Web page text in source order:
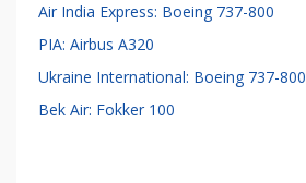
Air India Express: Boeing 737-800
PIA: Airbus A320
Ukraine International: Boeing 737-800
Bek Air: Fokker 100